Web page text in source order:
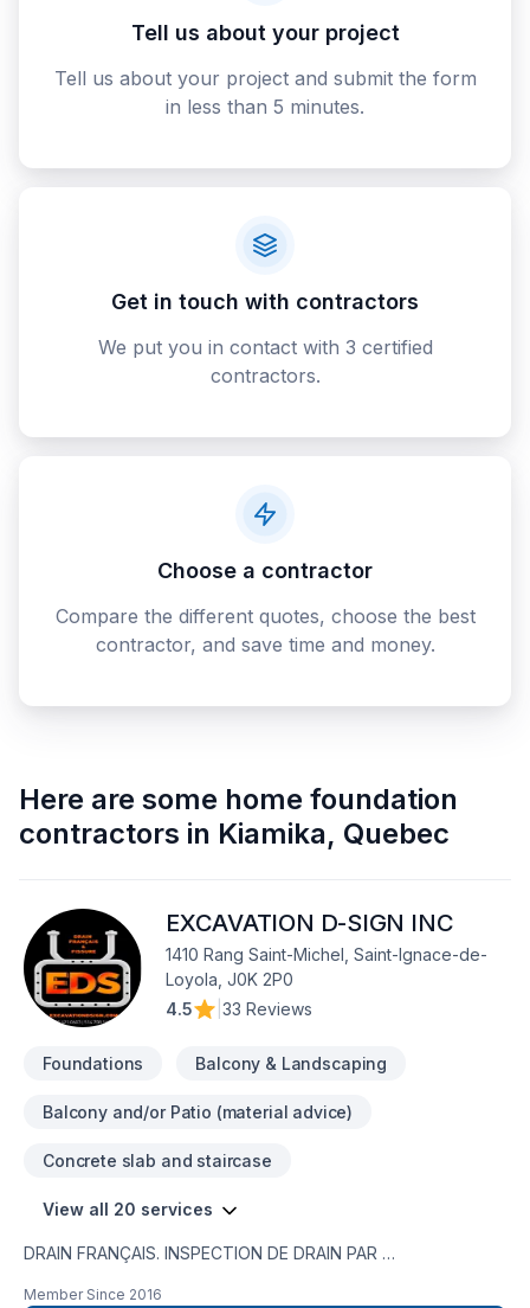
Tell us about your project
Tell us about your project and submit the form
in less than 5 minutes.
Get in touch with contractors
We put you in contact with 3 certified
contractors.
Choose a contractor
Compare the different quotes, choose the best
contractor, and save time and money.
Here are some home foundation
contractors in Kiamika, Quebec
EXCAVATION D-SIGN INC
1410 Rang Saint-Michel, Saint-Ignace-de-
Loyola, J0K 2P0
4.5
33 Reviews
Foundations Balcony & Landscaping
Balcony and/or Patio (material advice)
Concrete slab and staircase
View all 20 services
DRAIN FRANÇAIS. INSPECTION DE DRAIN PAR
FONDATION,MEMBRANE ÉLASTOMÈRE,MEMBRANE
Member Since 2016